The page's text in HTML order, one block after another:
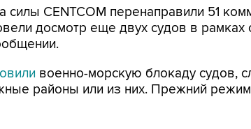
силы CENTCOM перенаправили 51
досмотр еще двух судов в рамках
военно-морскую блокаду судов,
районы или из них. Прежний режим